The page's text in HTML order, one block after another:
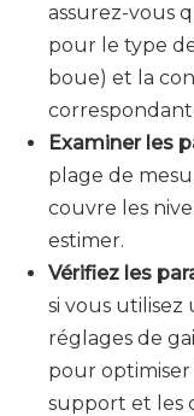
assurez-vous
pour le type
boue) et la
Examiner les
plage de
couvre les
estimer.
Vérifiez les
si vous
réglages de
pour
support et les